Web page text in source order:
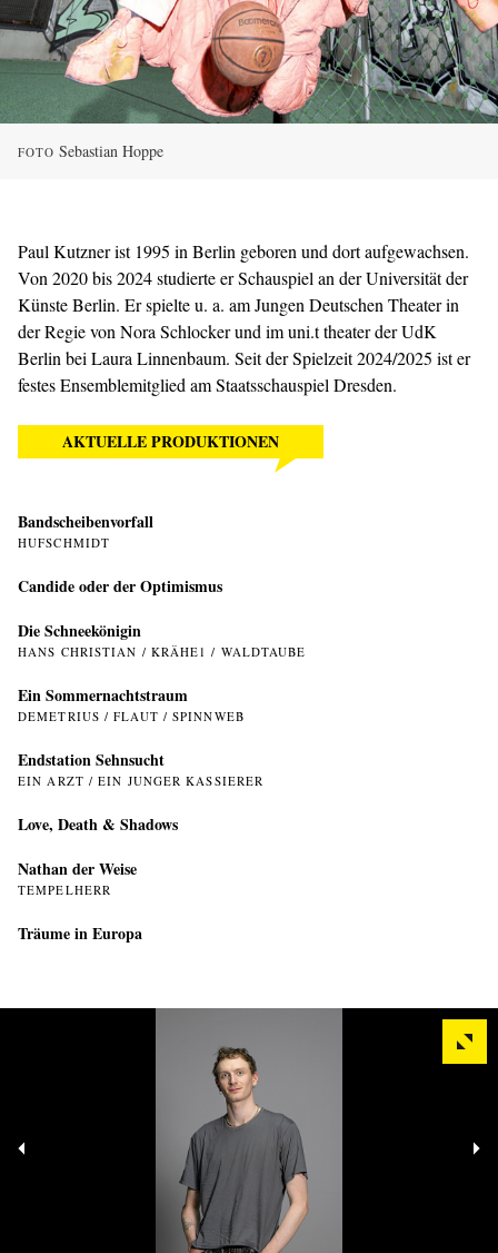
FOTO Sebastian Hoppe
Paul Kutzner ist 1995 in Berlin geboren und dort aufgewachsen.
Von 2020 bis 2024 studierte er Schauspiel an der Universität der
Künste Berlin. Er spielte u. a. am Jungen Deutschen Theater in
der Regie von Nora Schlocker und im uni.t theater der UdK
Berlin bei Laura Linnenbaum. Seit der Spielzeit 2024/2025 ist er
festes Ensemblemitglied am Staatsschauspiel Dresden.
AKTUELLE PRODUKTIONEN
Bandscheibenvorfall
HUFSCHMIDT
Candide oder der Optimismus
Die Schneekönigin
HANS CHRISTIAN / KRÄHE1 / WALDTAUBE
Ein Sommer­nachtstraum
DEMETRIUS / FLAUT / SPINNWEB
Endstation Sehnsucht
EIN ARZT / EIN JUNGER KASSIERER
Love, Death & Shadows
Nathan der Weise
TEMPELHERR
Träume in Europa